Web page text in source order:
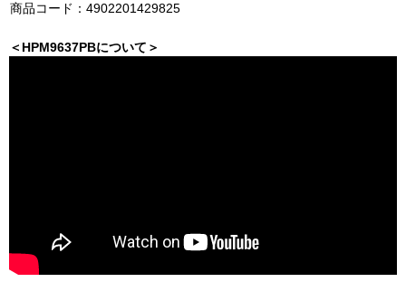
商品コード：4902201429825
＜HPM9637PBについて＞